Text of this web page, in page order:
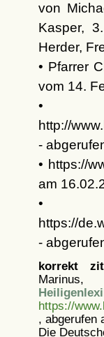
von
Kasper,
Herder,
• Pfarrer
vom 14.
•
http://
-
• https://
am
•
https://
-
korrekt
https://
, abgerufen
Die